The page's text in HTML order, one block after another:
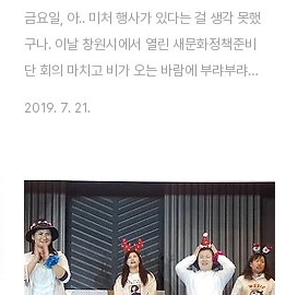
하병필 행정부지사를 비롯한 양성평등위원회
위원 등 30여 명이 참석하였다. 시행계획은
6대 분야 103..
금요일, 아.. 미처 행사가 있다는 걸 생각 못했
구나. 이날 창원시에서 열린 새문화정책준비
단 회의 마치고 비가 오는 바람에 부랴부랴
오후 2시부터 5시까지 창원과학체험관 다목
적강당에서 열렸단다. 제목은 '2019 가족역
량강화를 위한 지역사회협의체 공동협력 사
업 통합사례발표회-부부갈등 상황에 놓인 사
2019. 7. 21.